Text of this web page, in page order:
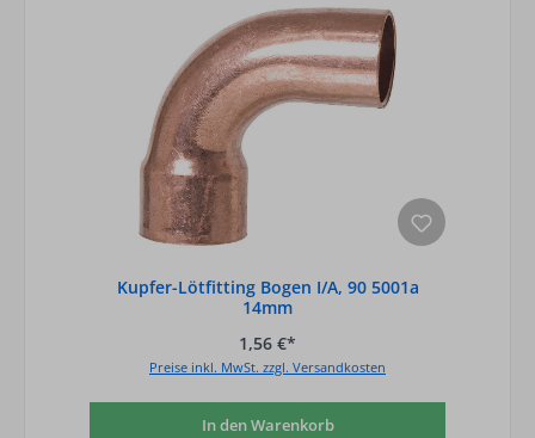
Kupfer-Lötfitting Bogen I/A, 90 5001a
14mm
1,56 €*
Preise inkl. MwSt. zzgl. Versandkosten
In den Warenkorb